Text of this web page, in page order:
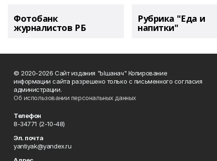
Фотобанк
журналистов РБ
Рубрика "Еда и
напитки"
© 2020-2026 Сайт издания "Ышанач" Копирование
информации сайта разрешено только с письменного согласия
администрации.
Об использовании персональных данных
Телефон
8-34771 (2-10-48)
Эл. почта
yantiyak@yandex.ru